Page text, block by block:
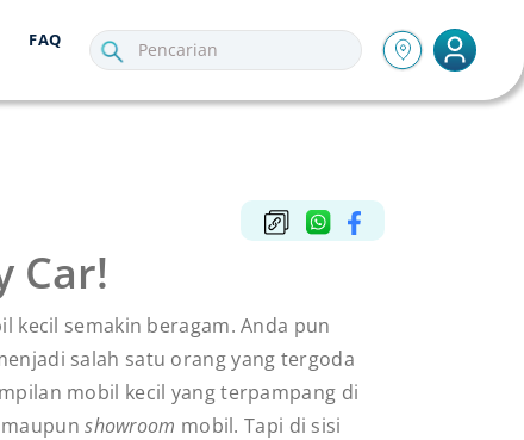
FAQ
Car!
kecil semakin beragam. Anda pun
salah satu orang yang tergoda
mobil kecil yang terpampang di
maupunshowroom mobil. Tapi di sisi